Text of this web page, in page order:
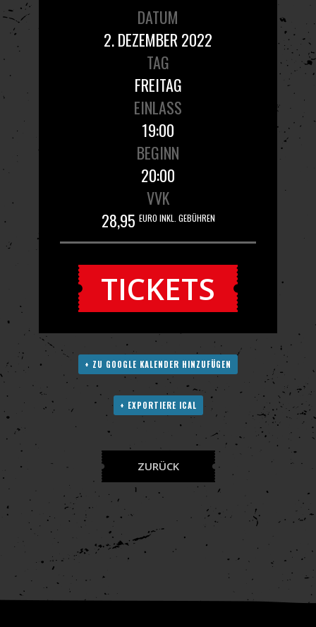
DATUM
2. DEZEMBER 2022
TAG
FREITAG
EINLASS
19:00
BEGINN
20:00
VVK
28,95 EURO INKL. GEBÜHREN
TICKETS
+ ZU GOOGLE KALENDER HINZUFÜGEN
+ EXPORTIERE ICAL
ZURÜCK